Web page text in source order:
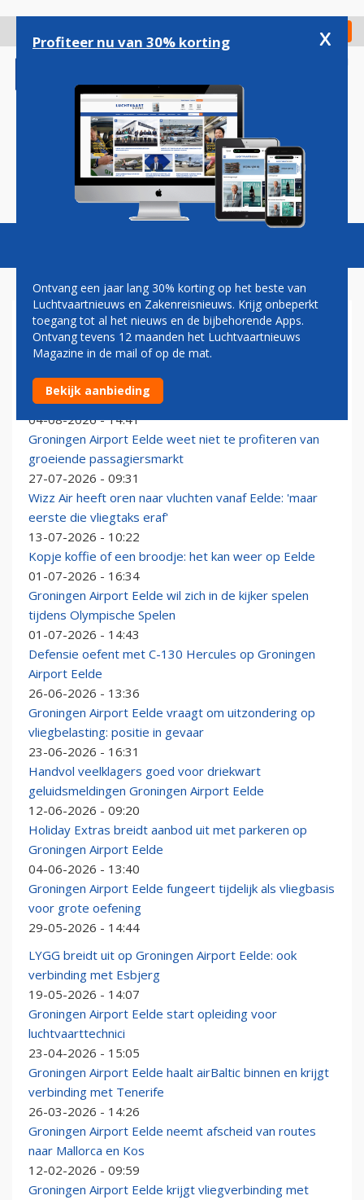
gaan
Check in
Magazine Podcasts Vacatures
GRONINGEN AIRPORT EELDE
Groningen vanaf nu verbonden met Esbjerg: 'scheelt
zeven uur rijden'
04-08-2026 - 14:41
Groningen Airport Eelde weet niet te profiteren van
groeiende passagiersmarkt
27-07-2026 - 09:31
Wizz Air heeft oren naar vluchten vanaf Eelde: 'maar
eerste die vliegtaks eraf'
13-07-2026 - 10:22
Kopje koffie of een broodje: het kan weer op Eelde
01-07-2026 - 16:34
Groningen Airport Eelde wil zich in de kijker spelen
tijdens Olympische Spelen
01-07-2026 - 14:43
Defensie oefent met C-130 Hercules op Groningen
Airport Eelde
26-06-2026 - 13:36
Groningen Airport Eelde vraagt om uitzondering op
vliegbelasting: positie in gevaar
23-06-2026 - 16:31
Handvol veelklagers goed voor driekwart
geluidsmeldingen Groningen Airport Eelde
12-06-2026 - 09:20
Holiday Extras breidt aanbod uit met parkeren op
Groningen Airport Eelde
04-06-2026 - 13:40
Groningen Airport Eelde fungeert tijdelijk als vliegbasis
voor grote oefening
29-05-2026 - 14:44
LYGG breidt uit op Groningen Airport Eelde: ook
verbinding met Esbjerg
19-05-2026 - 14:07
Groningen Airport Eelde start opleiding voor
luchtvaarttechnici
23-04-2026 - 15:05
Groningen Airport Eelde haalt airBaltic binnen en krijgt
verbinding met Tenerife
26-03-2026 - 14:26
Groningen Airport Eelde neemt afscheid van routes
naar Mallorca en Kos
12-02-2026 - 09:59
Groningen Airport Eelde krijgt vliegverbinding met
Profiteer nu van 30% korting x
Ontvang een jaar lang 30% korting op het beste van
Luchtvaartnieuws en Zakenreisnieuws. Krijg onbeperkt
toegang tot al het nieuws en de bijbehorende Apps.
Ontvang tevens 12 maanden het Luchtvaartnieuws
Magazine in de mail of op de mat.
Bekijk aanbieding